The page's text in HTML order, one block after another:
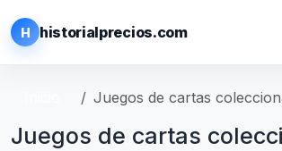
H historialprecios.com
Juegos de cartas
Juegos de cartas